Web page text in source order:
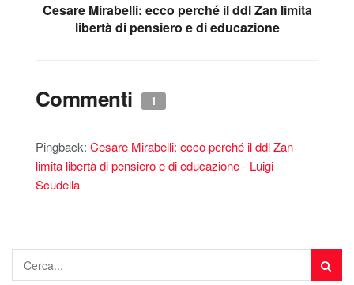
Cesare Mirabelli: ecco perché il ddl Zan limita
libertà di pensiero e di educazione
Commenti 1
Pingback: Cesare Mirabelli: ecco perché il ddl Zan
limita libertà di pensiero e di educazione - Luigi
Scudella